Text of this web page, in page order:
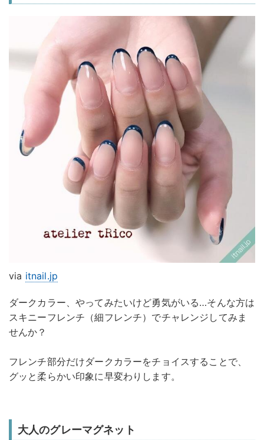
via itnail.jp
ダークカラー、やってみたいけど勇気がいる…そんな方は
スキニーフレンチ（細フレンチ）でチャレンジしてみま
せんか？
フレンチ部分だけダークカラーをチョイスすることで、
グッと柔らかい印象に早変わりします。
大人のグレーマグネット